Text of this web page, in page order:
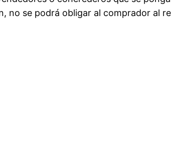
no se podrá obligar al comprador al